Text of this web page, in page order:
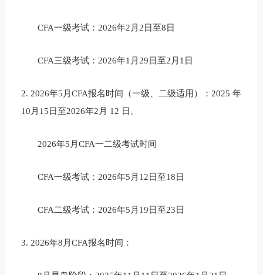
CFA一级考试： 2026年2 月 2日至8日
CFA三级考试： 2026年1 月 29日至2 月 1 日
2. 2026年5 月CFA报名时间（一级、二级适用）： 2025年
10 月 15日至2026年2 月 12 日。
2026年5 月CFA一二级考试时间
CFA一级考试： 2026年5 月 12日至18日
CFA二级考试： 2026年5 月 19日至23日
3. 2026年8 月CFA报名时间：